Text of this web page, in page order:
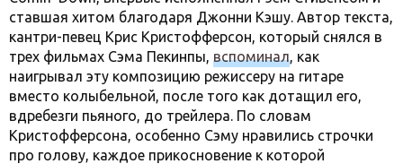
ставшая хитом благодаря Джонни Кэшу. Автор текста,
кантри-певец Крис Кристофферсон, который снялся в
трех фильмах Сэма Пекинпы, вспоминал, как
наигрывал эту композицию режиссеру на гитаре
вместо колыбельной, после того как дотащил его,
вдребезги пьяного, до трейлера. По словам
Кристофферсона, особенно Сэму нравились строчки
про голову, каждое прикосновение к которой